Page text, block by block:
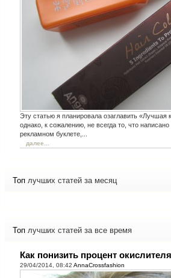
Эту статью я планировала озаглавить «Лучшая
однако, к сожалению, не всегда то, что написано
рекламном буклете,...
далее...
Топ лучших статей за месяц
Топ лучших статей за все время
Как понизить процент
29/04/2014, 08:42 AnnaCrossfashion